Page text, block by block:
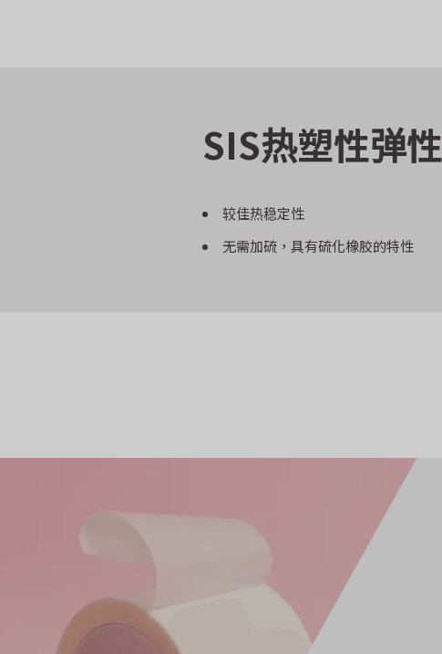
SIS热塑性弹
较佳热稳定性
无需加硫，具有硫化橡胶的特性